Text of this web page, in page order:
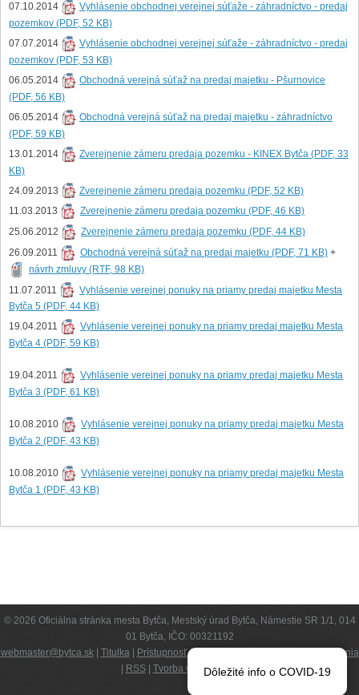
07.10.2014
Vyhlásenie obchodnej verejnej súťaže - záhradníctvo - predaj
pozemkov (PDF, 52 KB)
07.07.2014
Vyhlásenie obchodnej verejnej súťaže - záhradníctvo - predaj
pozemkov (PDF, 53 KB)
06.05.2014
Obchodná verejná súťaž na predaj majetku - Pšurnovice
(PDF, 56 KB)
06.05.2014
Obchodná verejná súťaž na predaj majetku - záhradníctvo
(PDF, 59 KB)
13.01.2014
Zverejnenie zámeru predaja pozemku - KINEX Bytča (PDF, 33
KB)
24.09.2013
Zverejnenie zámeru predaja pozemku (PDF, 52 KB)
11.03.2013
Zverejnenie zámeru predaja pozemku (PDF, 46 KB)
25.06.2012
Zverejnenie zámeru predaja pozemku (PDF, 44 KB)
26.09.2011
Obchodná verejná súťaž na predaj majetku (PDF, 71 KB) +
návrh zmluvy (RTF, 98 KB)
11.07.2011
Vyhlásenie verejnej ponuky na priamy predaj majetku Mesta
Bytča 5 (PDF, 44 KB)
19.04.2011
Vyhlásenie verejnej ponuky na priamy predaj majetku Mesta
Bytča 4 (PDF, 59 KB)
19.04.2011
Vyhlásenie verejnej ponuky na priamy predaj majetku Mesta
Bytča 3 (PDF, 61 KB)
10.08.2010
Vyhlásenie verejnej ponuky na priamy predaj majetku Mesta
Bytča 2 (PDF, 43 KB)
10.08.2010
Vyhlásenie verejnej ponuky na priamy predaj majetku Mesta
Bytča 1 (PDF, 43 KB)
© 2026 Oficiálna stránka mesta Bytča, Mestský úrad Bytča, Námestie SR 1/1, 014
01 Bytča, IČO: 00321192
webmaster@bytca.sk| Titulka| Prístupnosť|
Podmienky používania
RSS| Tvorba web stránokDôležité info o COVID-19